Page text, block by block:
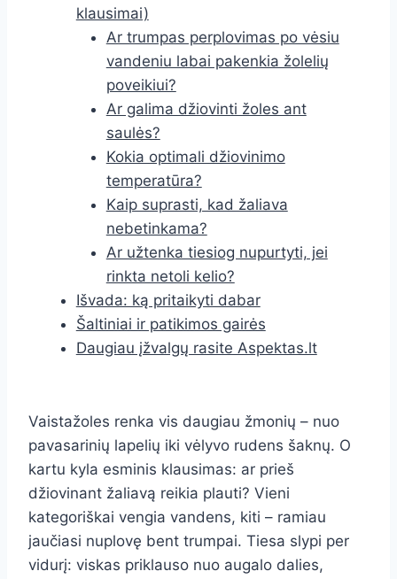
klausimai)
Ar trumpas perplovimas po vėsiu
vandeniu labai pakenkia žolelių
poveikiui?
Ar galima džiovinti žoles ant
saulės?
Kokia optimali džiovinimo
temperatūra?
Kaip suprasti, kad žaliava
nebetinkama?
Ar užtenka tiesiog nupurtyti, jei
rinkta netoli kelio?
Išvada: ką pritaikyti dabar
Šaltiniai ir patikimos gairės
Daugiau įžvalgų rasite Aspektas.lt
Vaistažoles renka vis daugiau žmonių – nuo
pavasarinių lapelių iki vėlyvo rudens šaknų. O
kartu kyla esminis klausimas: ar prieš
džiovinant žaliavą reikia plauti? Vieni
kategoriškai vengia vandens, kiti – ramiau
jaučiasi nuplovę bent trumpai. Tiesa slypi per
vidurį: viskas priklauso nuo augalo dalies,